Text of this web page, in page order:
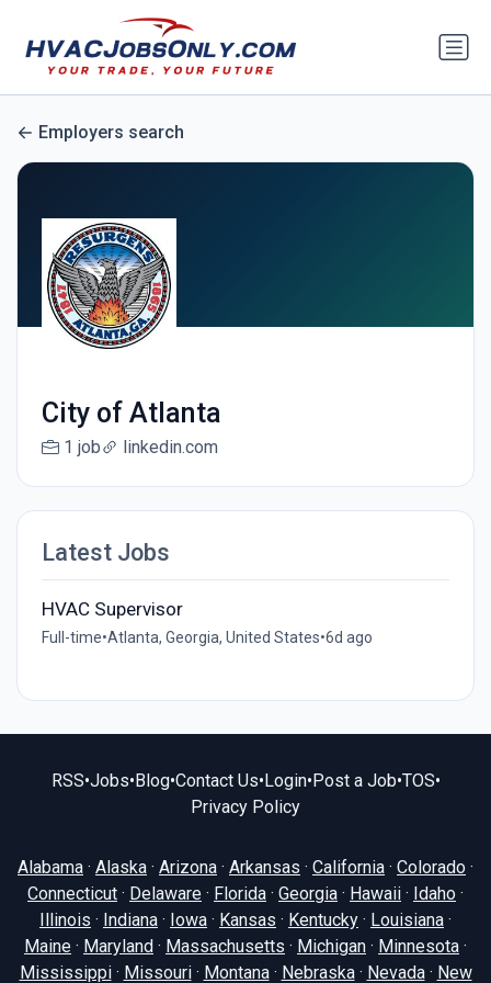
Employers search
City of Atlanta
1 job linkedin.com
Latest Jobs
HVAC Supervisor
Full-time•Atlanta, Georgia, United States•6d ago
RSS•Jobs• Blog•Contact Us• Login• Post a Job•TOS•
Privacy Policy
Alabama · Alaska · Arizona · Arkansas · California · Colorado ·
Connecticut · Delaware · Florida · Georgia · Hawaii · Idaho ·
Illinois · Indiana · Iowa · Kansas · Kentucky · Louisiana ·
Maine · Maryland · Massachusetts · Michigan · Minnesota ·
Mississippi· Missouri· Montana· Nebraska· Nevada· New